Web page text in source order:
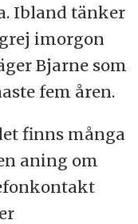
Ibland tänker
imorgon
Bjarne som
fem åren.
finns många
aning om